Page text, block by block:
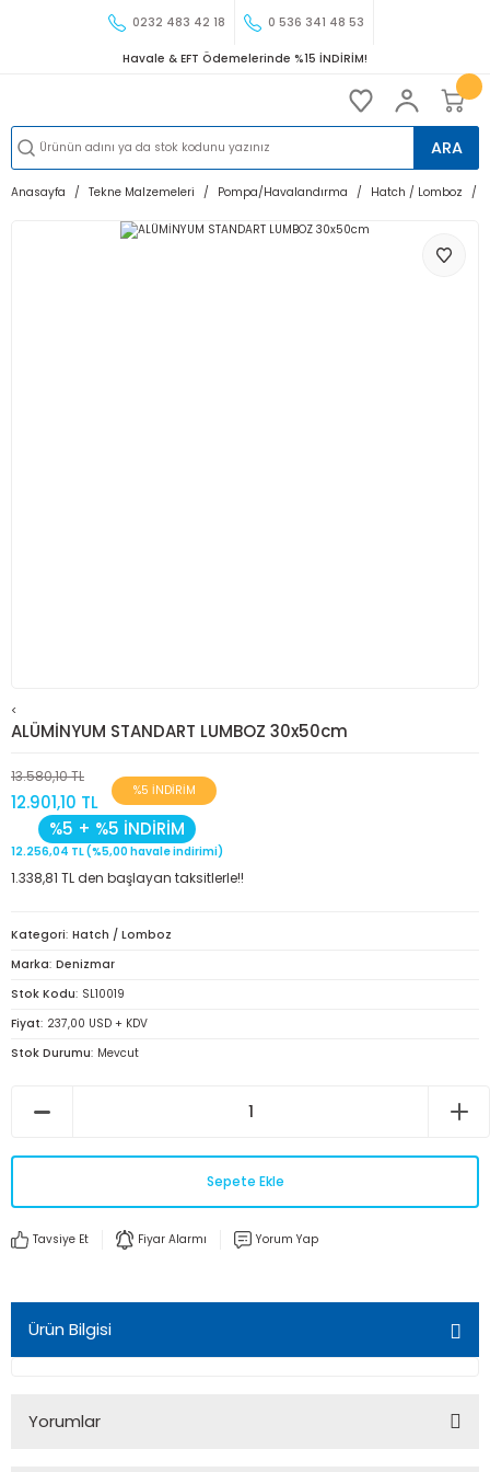
0232 483 42 18 0 536 341 48 53
Havale & EFT Ödemelerinde %15 İNDİRİM!
ARA
Anasayfa Tekne Malzemeleri Pompa/Havalandırma Hatch / Lomboz
<
ALÜMİNYUM STANDART LUMBOZ 30x50cm
13.580,10 TL
12.901,10 TL
%5 İNDİRİM
%5 + %5 İNDİRİM
12.256,04 TL (%5,00 havale indirimi)
1.338,81 TL den başlayan taksitlerle!!
Kategori Hatch / Lomboz
Marka Denizmar
Stok Kodu SL10019
Fiyat 237,00 USD + KDV
Stok Durumu Mevcut
Sepete Ekle
Tavsiye Et Fiyar Alarmı Yorum Yap
Ürün Bilgisi
Yorumlar